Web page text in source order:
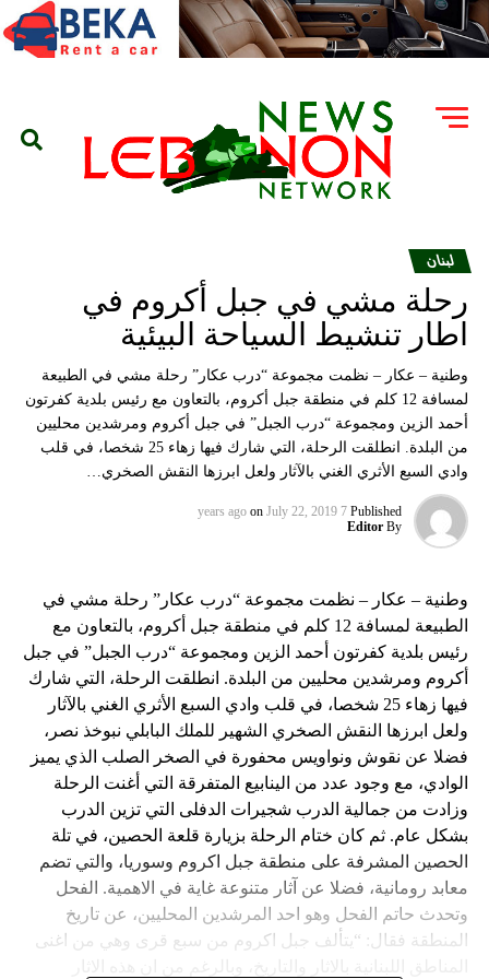
لبنان
رحلة مشي في جبل أكروم في
اطار تنشيط السياحة البيئية
وطنية – عكار – نظمت مجموعة “درب عكار” رحلة مشي في الطبيعة
لمسافة 12 كلم في منطقة جبل أكروم، بالتعاون مع رئيس بلدية كفرتون
أحمد الزين ومجموعة “درب الجبل” في جبل أكروم ومرشدين محليين
من البلدة. انطلقت الرحلة، التي شارك فيها زهاء 25 شخصا، في قلب
وادي السبع الأثري الغني بالآثار ولعل ابرزها النقش الصخري…
Published
7 years ago
on July 22, 2019
By
Editor
وطنية – عكار – نظمت مجموعة “درب عكار” رحلة مشي في
الطبيعة لمسافة 12 كلم في منطقة جبل أكروم، بالتعاون مع
رئيس بلدية كفرتون أحمد الزين ومجموعة “درب الجبل” في جبل
أكروم ومرشدين محليين من البلدة. انطلقت الرحلة، التي شارك
فيها زهاء 25 شخصا، في قلب وادي السبع الأثري الغني بالآثار
ولعل ابرزها النقش الصخري الشهير للملك البابلي نبوخذ نصر،
فضلا عن نقوش ونواويس محفورة في الصخر الصلب الذي يميز
الوادي، مع وجود عدد من الينابيع المتفرقة التي أغنت الرحلة
وزادت من جمالية الدرب شجيرات الدفلى التي تزين الدرب
بشكل عام. ثم كان ختام الرحلة بزيارة قلعة الحصين، في تلة
الحصين المشرفة على منطقة جبل اكروم وسوريا، والتي تضم
معابد رومانية، فضلا عن آثار متنوعة غاية في الاهمية. الفحل
وتحدث حاتم الفحل وهو احد المرشدين المحليين، عن تاريخ
المنطقة فقال: “يتألف جبل اكروم من سبع قرى وهي من اغنى